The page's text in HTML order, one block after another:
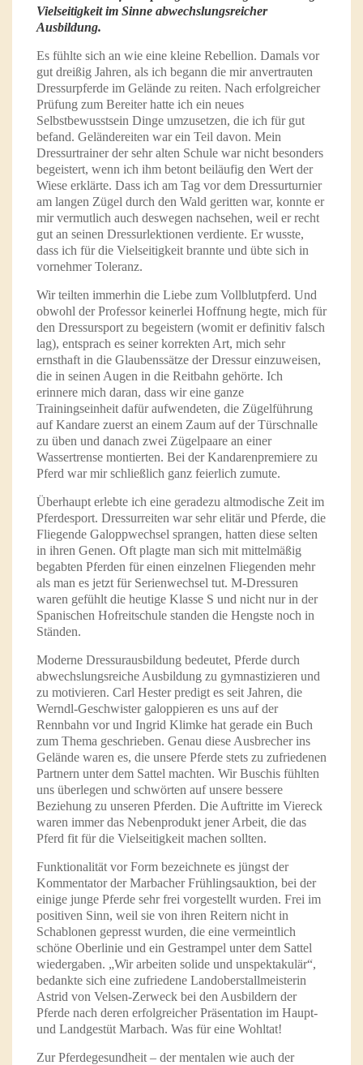
Vielseitigkeit im Sinne abwechslungsreicher
Ausbildung.
Es fühlte sich an wie eine kleine Rebellion. Damals vor
gut dreißig Jahren, als ich begann die mir anvertrauten
Dressurpferde im Gelände zu reiten. Nach erfolgreicher
Prüfung zum Bereiter hatte ich ein neues
Selbstbewusstsein Dinge umzusetzen, die ich für gut
befand. Geländereiten war ein Teil davon. Mein
Dressurtrainer der sehr alten Schule war nicht besonders
begeistert, wenn ich ihm betont beiläufig den Wert der
Wiese erklärte. Dass ich am Tag vor dem Dressurturnier
am langen Zügel durch den Wald geritten war, konnte er
mir vermutlich auch deswegen nachsehen, weil er recht
gut an seinen Dressurlektionen verdiente. Er wusste,
dass ich für die Vielseitigkeit brannte und übte sich in
vornehmer Toleranz.
Wir teilten immerhin die Liebe zum Vollblutpferd. Und
obwohl der Professor keinerlei Hoffnung hegte, mich für
den Dressursport zu begeistern (womit er definitiv falsch
lag), entsprach es seiner korrekten Art, mich sehr
ernsthaft in die Glaubenssätze der Dressur einzuweisen,
die in seinen Augen in die Reitbahn gehörte. Ich
erinnere mich daran, dass wir eine ganze
Trainingseinheit dafür aufwendeten, die Zügelführung
auf Kandare zuerst an einem Zaum auf der Türschnalle
zu üben und danach zwei Zügelpaare an einer
Wassertrense montierten. Bei der Kandarenpremiere zu
Pferd war mir schließlich ganz feierlich zumute.
Überhaupt erlebte ich eine geradezu altmodische Zeit im
Pferdesport. Dressurreiten war sehr elitär und Pferde, die
Fliegende Galoppwechsel sprangen, hatten diese selten
in ihren Genen. Oft plagte man sich mit mittelmäßig
begabten Pferden für einen einzelnen Fliegenden mehr
als man es jetzt für Serienwechsel tut. M-Dressuren
waren gefühlt die heutige Klasse S und nicht nur in der
Spanischen Hofreitschule standen die Hengste noch in
Ständen.
Moderne Dressurausbildung bedeutet, Pferde durch
abwechslungsreiche Ausbildung zu gymnastizieren und
zu motivieren. Carl Hester predigt es seit Jahren, die
Werndl-Geschwister galoppieren es uns auf der
Rennbahn vor und Ingrid Klimke hat gerade ein Buch
zum Thema geschrieben. Genau diese Ausbrecher ins
Gelände waren es, die unsere Pferde stets zu zufriedenen
Partnern unter dem Sattel machten. Wir Buschis fühlten
uns überlegen und schwörten auf unsere bessere
Beziehung zu unseren Pferden. Die Auftritte im Viereck
waren immer das Nebenprodukt jener Arbeit, die das
Pferd fit für die Vielseitigkeit machen sollten.
Funktionalität vor Form bezeichnete es jüngst der
Kommentator der Marbacher Frühlingsauktion, bei der
einige junge Pferde sehr frei vorgestellt wurden. Frei im
positiven Sinn, weil sie von ihren Reitern nicht in
Schablonen gepresst wurden, die eine vermeintlich
schöne Oberlinie und ein Gestrampel unter dem Sattel
wiedergaben. „Wir arbeiten solide und unspektakulär“,
bedankte sich eine zufriedene Landoberstallmeisterin
Astrid von Velsen-Zerweck bei den Ausbildern der
Pferde nach deren erfolgreicher Präsentation im Haupt-
und Landgestüt Marbach. Was für eine Wohltat!
Zur Pferdegesundheit – der mentalen wie auch der